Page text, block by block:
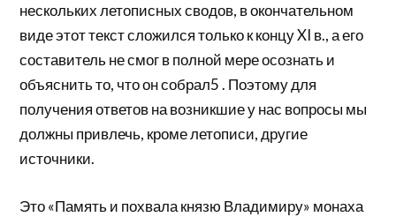
нескольких летописных сводов, в окончательном
виде этот текст сложился только к концу XI в., а его
составитель не смог в полной мере осознать и
объяснить то, что он собрал5 . Поэтому для
получения ответов на возникшие у нас вопросы мы
должны привлечь, кроме летописи, другие
источники.
Это «Память и похвала князю Владимиру» монаха